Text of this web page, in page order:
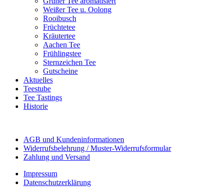
Weißer Tee u. Oolong
Rooibusch
Früchtetee
Kräutertee
Aachen Tee
Frühlingstee
Sternzeichen Tee
Gutscheine
Aktuelles
Teestube
Tee Tastings
Historie
AGB und Kundeninformationen
Widerrufsbelehrung / Muster-Widerrufsformular
Zahlung und Versand
Impressum
Datenschutzerklärung